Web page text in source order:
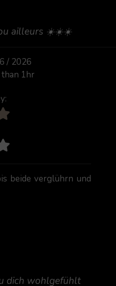
ou ailleurs ☀️☀️☀️
/ 2026
than 1hr
beide verglührn und
dich wohlgefühlt